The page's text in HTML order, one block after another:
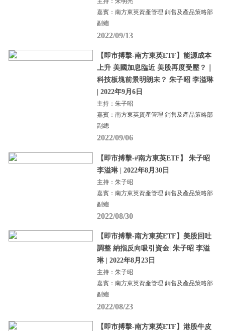
嘉賓：南方東英資產管理 銷售及產品策略部
副總
2022/09/13
【即市搏擊-南方東英ETF】能源成本
上升 美國加息臨近 美股再度受壓？｜
科技板塊前景明朗未？ 朱子昭 李溢琳
| 2022年9月6日
主持：朱子昭
嘉賓：南方東英資產管理 銷售及產品策略部
副總
2022/09/06
【即市搏擊-#南方東英ETF】 朱子昭
李溢琳 | 2022年8月30日
主持：朱子昭
嘉賓：南方東英資產管理 銷售及產品策略部
副總
2022/08/30
【即市搏擊-南方東英ETF】美股回吐
調整 納指反向吸引資金| 朱子昭 李溢
琳 | 2022年8月23日
主持：朱子昭
嘉賓：南方東英資產管理 銷售及產品策略部
副總
2022/08/23
【即市搏擊-南方東英ETF】港股牛皮